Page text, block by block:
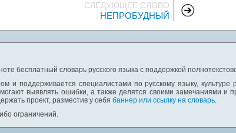
СЛЕДУЮЩЕЕ СЛОВО
НЕПРОБУДНЫЙ
бесплатный словарь русского языка с поддержкой
и поддерживается специалистами по русскому языку,
выявлять ошибки, а также делятся своими замечаниями и
проект, разместив у себя баннер или ссылку на словарь.
ограничений.